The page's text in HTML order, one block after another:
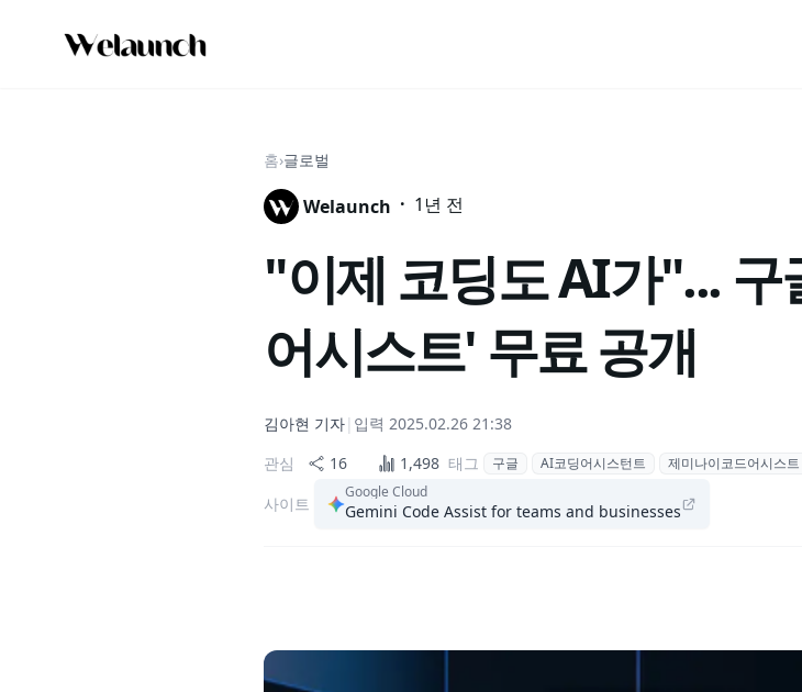
홈›글로벌
Welaunch · 1년 전
"이제 코딩도 AI가"...
어시스트' 무료 공개
김아현 기자| 입력 2025.02.26 21:38
관심
16 1,498 태그 구글 AI코딩어시스턴트 제미나이코드어시스트
사이트
Google Cloud
Gemini Code Assist for teams and businesses